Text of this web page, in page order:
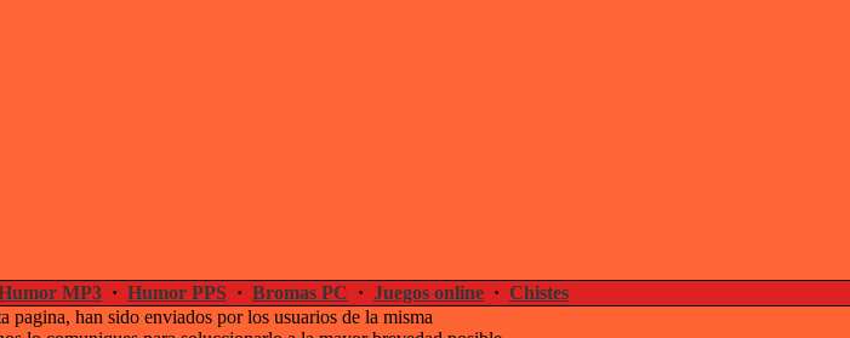
MP3 · Humor PPS · Bromas PC · Juegos online · Chistes
pagina, han sido enviados por los usuarios de la misma